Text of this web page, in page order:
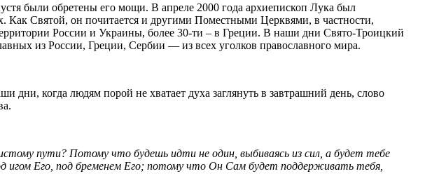
были обретены его мощи. В апреле 2000 года архиепископ Лука был
Как Святой, он почитается и другими Поместными Церквями, в частности,
России и Украины, более 30-ти – в Греции. В наши дни Свято-Троицкий
из России, Греции, Сербии — из всех уголков православного мира.
когда людям порой не хватает духа заглянуть в завтрашний день, слово
пути? Потому что будешь идти не один, выбиваясь из сил, а будет тебе
игом Его, под бременем Его; потому что Он Сам будет поддерживать тебя,